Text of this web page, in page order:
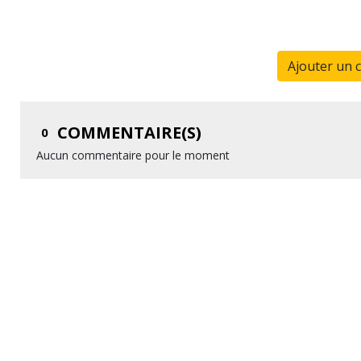
Ajouter un
0 COMMENTAIRE(S)
Aucun commentaire pour le moment